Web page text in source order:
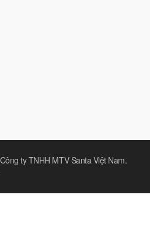
ty TNHH MTV Santa Việt Nam.